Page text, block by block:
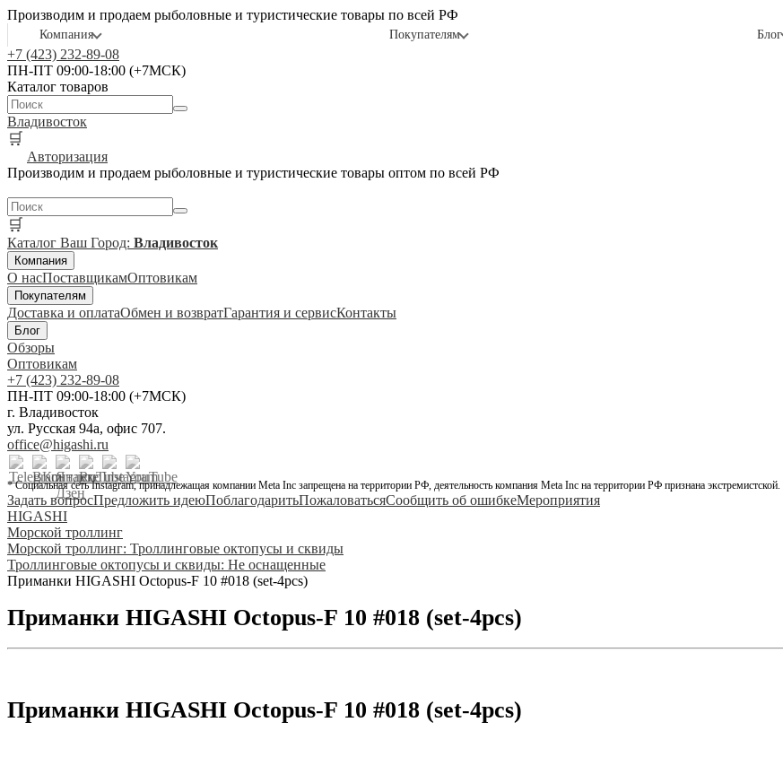
Производим и продаем рыболовные и туристические товары по всей РФ
Компания Покупателям Блог
+7 (423) 232-89-08
ПН-ПТ 09:00-18:00 (+7МСК)
Каталог товаров
Владивосток
🛒
Авторизация
Производим и продаем рыболовные и туристические товары оптом по всей РФ
🛒
Каталог Ваш Город: Владивосток
Компания
О насПоставщикамОптовикам
Покупателям
Доставка и оплатаОбмен и возвратГарантия и сервисКонтакты
Блог
Обзоры
Оптовикам
+7 (423) 232-89-08
ПН-ПТ 09:00-18:00 (+7МСК)
г. Владивосток
ул. Русская 94а, офис 707.
office@higashi.ru
* Социальная сеть Instagram, принадлежащая компании Meta Inc запрещена на территории РФ, деятельность компания Meta Inc на территории РФ признана экстремистской.
Задать вопросПредложить идеюПоблагодаритьПожаловатьсяСообщить об ошибкеМероприятия
HIGASHI
Морской троллинг
Морской троллинг: Троллинговые октопусы и сквиды
Троллинговые октопусы и сквиды: Не оснащенные
Приманки HIGASHI Octopus-F 10 #018 (set-4pcs)
Приманки HIGASHI Octopus-F 10 #018 (set-4pcs)
Приманки HIGASHI Octopus-F 10 #018 (set-4pcs)